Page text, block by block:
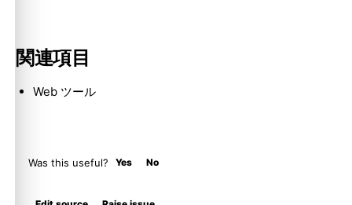
関連項目
Web ツール
Was this useful? Yes No